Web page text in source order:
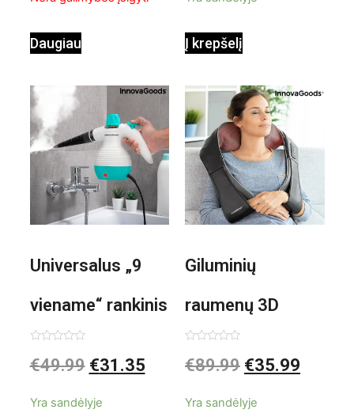
Daugiau Į krepšelį
Universalus „9
viename“ rankinis
garintuvas su
0
iš
€49.99 €31.35
Yra sandėlyje
Giluminių
raumenų 3D
elektrinis
0
iš
€89.99 €35.99
Yra sandėlyje